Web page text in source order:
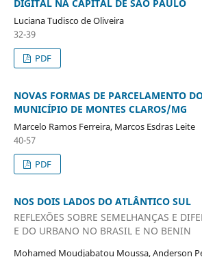
DIGITAL NA CAPITAL DE SÃO PAULO
Luciana Tudisco de Oliveira
32-39
PDF
NOVAS FORMAS DE PARCELAMENTO
MUNICÍPIO DE MONTES CLAROS/MG
Marcelo Ramos Ferreira, Marcos Esdras Leite
40-57
PDF
NOS DOIS LADOS DO ATLÂNTICO SUL
REFLEXÕES SOBRE SEMELHANÇAS E
E DO URBANO NO BRASIL E NO BENIN
Mohamed Moudjabatou Moussa, Anderson